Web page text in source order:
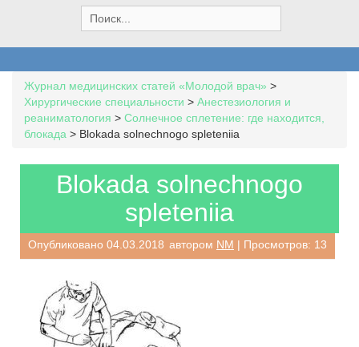
e
a
h
f
o
r
Журнал медицинских статей «Молодой врач» >
Хирургические специальности > Анестезиология и
реаниматология > Солнечное сплетение: где находится,
блокада > Blokada solnechnogo spleteniia
Blokada solnechnogo
spleteniia
Опубликовано 04.03.2018 автором NM | Просмотров: 13